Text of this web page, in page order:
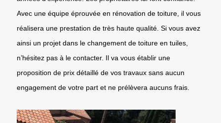
Avec une équipe éprouvée en rénovation de toiture, il vous
réalisera une prestation de très haute qualité. Si vous avez
ainsi un projet dans le changement de toiture en tuiles,
n’hésitez pas à le contacter. Il va vous établir une
proposition de prix détaillé de vos travaux sans aucun
engagement de votre part et ne prélèvera aucuns frais.